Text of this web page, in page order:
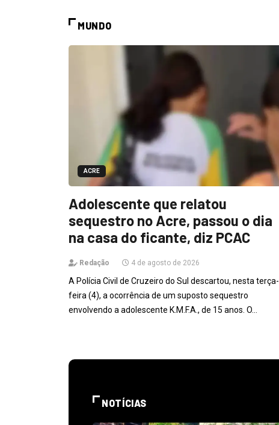
MUNDO
ACRE
Adolescente que relatou
sequestro no Acre, passou o dia
na casa do ficante, diz PCAC
Redação 4 de agosto de 2026
A Polícia Civil de Cruzeiro do Sul descartou, nesta terça-
feira (4), a ocorrência de um suposto sequestro
envolvendo a adolescente K.M.F.A., de 15 anos. O…
NOTÍCIAS